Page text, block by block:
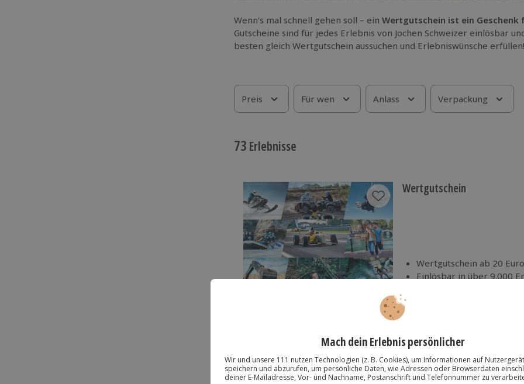
Wenn’s mal schnell gehen soll – ein Wertgutschein ist ein Geschenk
Gutscheine sind für jedes Erlebnis von Jochen Schweizer einlösbar
besten gleich Wertgutschein aussuchen und Erlebniswünsche erfüllen!
Preis Für wen Anlass Verpackung
73 Erlebnisse
Wertgutschein
Wertgutschein ab 20
Einlösbar in über 9.000
Mit passender
Flexibles Geschenk